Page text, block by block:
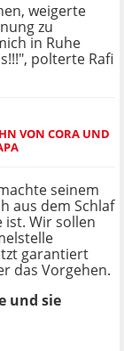
weigerte
zu
in Ruhe
polterte Rafi
VON CORA UND
seinem
aus dem Schlaf
ist. Wir sollen
garantiert
das Vorgehen.
und sie